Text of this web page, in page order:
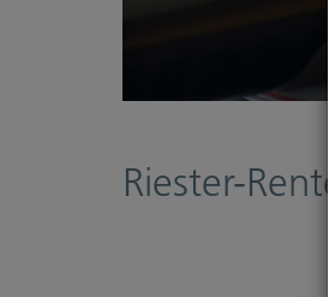
Riester-Rente